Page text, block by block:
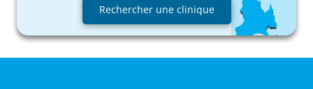
Rechercher une clinique